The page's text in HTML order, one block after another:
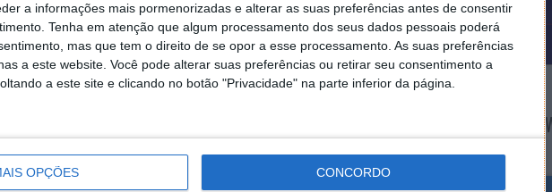
a informações mais pormenorizadas e alterar as suas preferências antes de consentir
Tenha em atenção que algum processamento dos seus dados pessoais poderá
mas que tem o direito de se opor a esse processamento. As suas preferências
a este website. Você pode alterar suas preferências ou retirar seu consentimento a
a este site e clicando no botão "Privacidade" na parte inferior da página.
OPÇÕES CONCORDO
às 10:15 e termina dia 7 de Dezembro
NEWSLETTER